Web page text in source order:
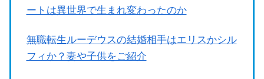
ートは異世界で生まれ変わったのか
無職転生ルーデウスの結婚相手はエリスかシル
フィか？妻や子供をご紹介